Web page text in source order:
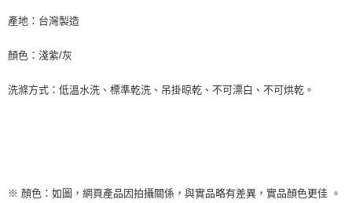
產地：台灣製造
顏色：淺紫/灰
洗滌方式：低溫水洗、標準乾洗、吊掛晾乾、不可漂白、不可烘乾。
※ 顏色：如圖，網頁產品因拍攝關係，與實品略有差異，實品顏色更佳 。